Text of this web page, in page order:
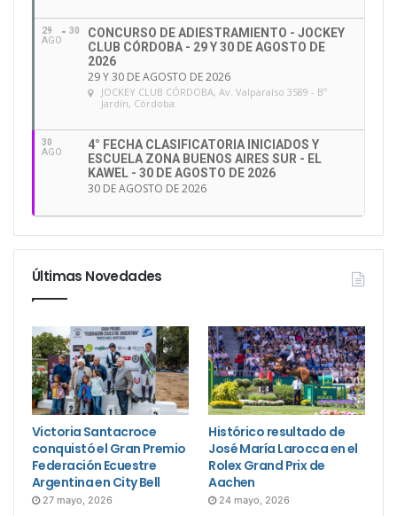
29
AGO
30
CONCURSO DE ADIESTRAMIENTO - JOCKEY
CLUB CÓRDOBA - 29 Y 30 DE AGOSTO DE
2026
29 Y 30 DE AGOSTO DE 2026
JOCKEY CLUB CÓRDOBA, Av. Valparaíso 3589 - Bº
Jardín, Córdoba.
30
AGO
4° FECHA CLASIFICATORIA INICIADOS Y
ESCUELA ZONA BUENOS AIRES SUR - EL
KAWEL - 30 DE AGOSTO DE 2026
30 DE AGOSTO DE 2026
Últimas Novedades
Victoria Santacroce
conquistó el Gran Premio
Federación Ecuestre
Argentina en City Bell
27 mayo, 2026
Histórico resultado de
José María Larocca en el
Rolex Grand Prix de
Aachen
24 mayo, 2026